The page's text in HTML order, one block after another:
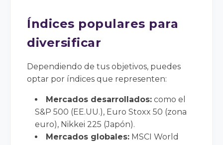
Índices populares para
diversificar
Dependiendo de tus objetivos, puedes
optar por índices que representen:
Mercados desarrollados: como el
S&P 500 (EE.UU.), Euro Stoxx 50 (zona
euro), Nikkei 225 (Japón).
Mercados globales: MSCI World